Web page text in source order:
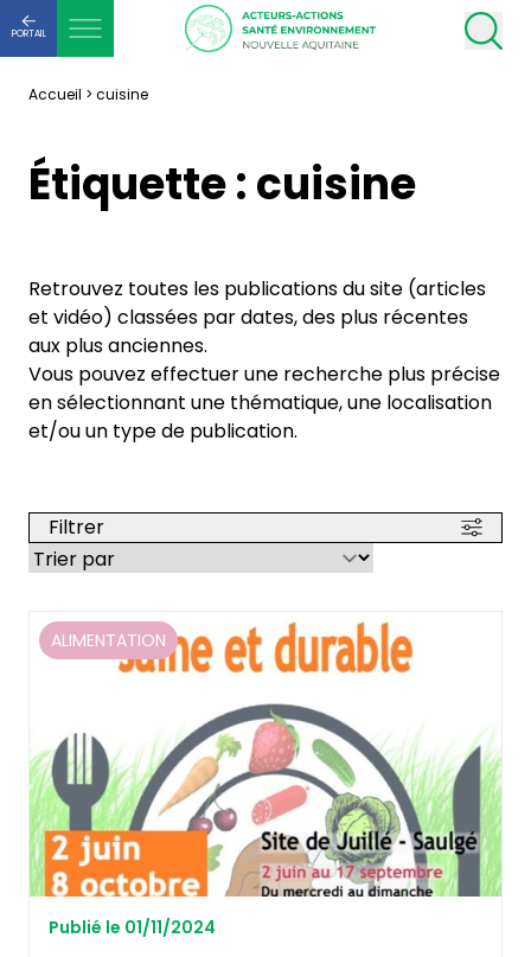
PORTAIL
Accueil > cuisine
Étiquette :cuisine
Retrouvez toutes les publications du site (articles
et vidéo) classées par dates, des plus récentes
aux plus anciennes.
Vous pouvez effectuer une recherche plus précise
en sélectionnant une thématique, une localisation
et/ou un type de publication.
Filtrer
ALIMENTATION
Publié le 01/11/2024